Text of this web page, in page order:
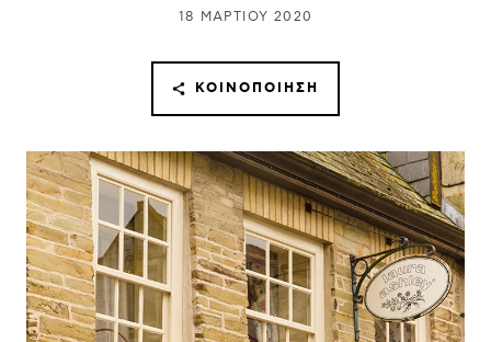
18 ΜΑΡΤΊΟΥ 2020
ΚΟΙΝΟΠΟΊΗΣΗ